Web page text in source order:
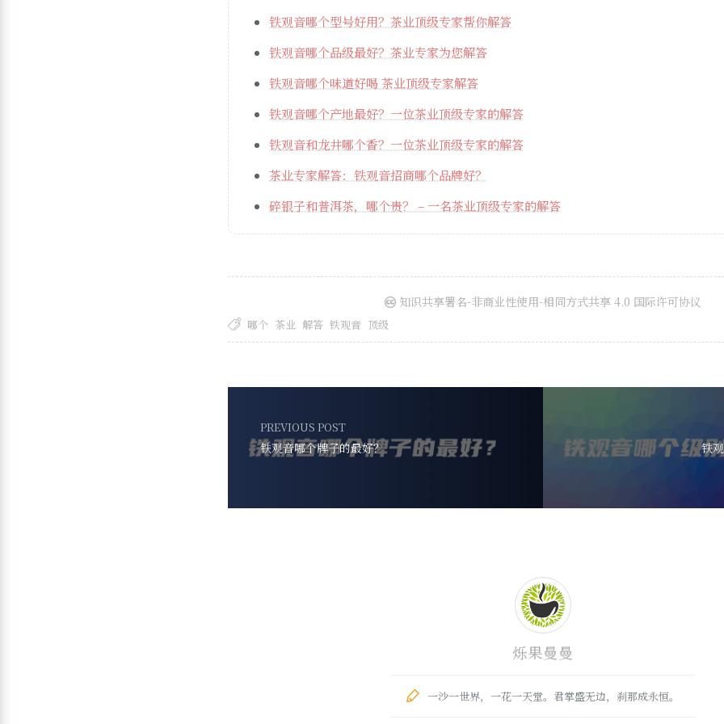
铁观音哪个型号好用？茶业顶级专家帮你解答
铁观音哪个品级最好？茶业专家为您解答
铁观音哪个味道好喝 茶业顶级专家解答
铁观音哪个产地最好？一位茶业顶级专家的解答
铁观音和龙井哪个香？一位茶业顶级专家的解答
茶业专家解答：铁观音招商哪个品牌好？
碎银子和普洱茶，哪个贵？ – 一名茶业顶级专家的解答
知识共享署名-非商业性使用-相同方式共享 4.0 国际许可协议
哪个 茶业 解答 铁观音 顶级
PREVIOUS POST
铁观音哪个牌子的最好？ 铁
烁果曼曼
一沙一世界，一花一天堂。君掌盛无边，刹那成永恒。